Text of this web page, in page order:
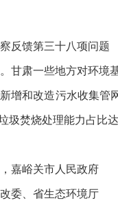
反馈第三十八项问题
甘肃一些地方对环
增和改造污水收集
圾焚烧处理能力占比
嘉峪关市人民政府
委、省生态环境厅